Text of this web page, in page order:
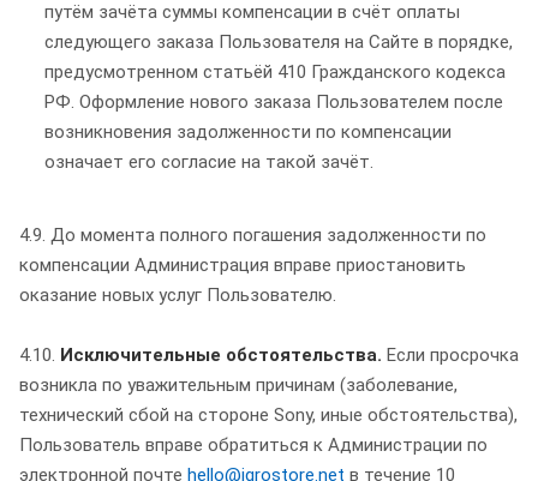
путём зачёта суммы компенсации в счёт оплаты
следующего заказа Пользователя на Сайте в порядке,
предусмотренном статьёй 410 Гражданского кодекса
РФ. Оформление нового заказа Пользователем после
возникновения задолженности по компенсации
означает его согласие на такой зачёт.
4.9. До момента полного погашения задолженности по
компенсации Администрация вправе приостановить
оказание новых услуг Пользователю.
4.10. Исключительные обстоятельства. Если просрочка
возникла по уважительным причинам (заболевание,
технический сбой на стороне Sony, иные обстоятельства),
Пользователь вправе обратиться к Администрации по
электронной почте hello@igrostore.net в течение 10